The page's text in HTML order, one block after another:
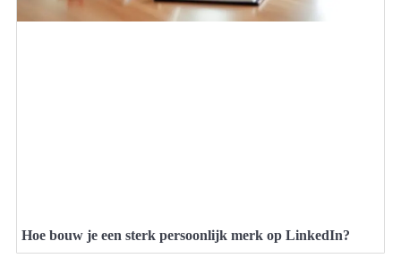
Hoe bouw je een sterk persoonlijk merk op LinkedIn?